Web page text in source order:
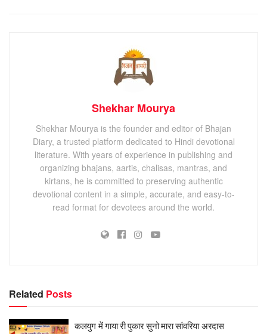
Shekhar Mourya
Shekhar Mourya is the founder and editor of Bhajan
Diary, a trusted platform dedicated to Hindi devotional
literature. With years of experience in publishing and
organizing bhajans, aartis, chalisas, mantras, and
kirtans, he is committed to preserving authentic
devotional content in a simple, accurate, and easy-to-
read format for devotees around the world.
Related Posts
कलयुग में गाया री पुकार सुनो मारा सांवरिया अरदास